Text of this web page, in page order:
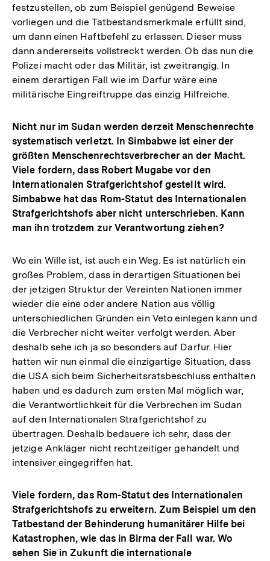
festzustellen, ob zum Beispiel genügend Beweise
vorliegen und die Tatbestandsmerkmale erfüllt sind,
um dann einen Haftbefehl zu erlassen. Dieser muss
dann andererseits vollstreckt werden. Ob das nun die
Polizei macht oder das Militär, ist zweitrangig. In
einem derartigen Fall wie im Darfur wäre eine
militärische Eingreiftruppe das einzig Hilfreiche.
Nicht nur im Sudan werden derzeit Menschenrechte
systematisch verletzt. In Simbabwe ist einer der
größten Menschenrechtsverbrecher an der Macht.
Viele fordern, dass Robert Mugabe vor den
Internationalen Strafgerichtshof gestellt wird.
Simbabwe hat das Rom-Statut des Internationalen
Strafgerichtshofs aber nicht unterschrieben. Kann
man ihn trotzdem zur Verantwortung ziehen?
Wo ein Wille ist, ist auch ein Weg. Es ist natürlich ein
großes Problem, dass in derartigen Situationen bei
der jetzigen Struktur der Vereinten Nationen immer
wieder die eine oder andere Nation aus völlig
unterschiedlichen Gründen ein Veto einlegen kann und
die Verbrecher nicht weiter verfolgt werden. Aber
deshalb sehe ich ja so besonders auf Darfur. Hier
hatten wir nun einmal die einzigartige Situation, dass
die USA sich beim Sicherheitsratsbeschluss enthalten
haben und es dadurch zum ersten Mal möglich war,
die Verantwortlichkeit für die Verbrechen im Sudan
auf den Internationalen Strafgerichtshof zu
übertragen. Deshalb bedauere ich sehr, dass der
jetzige Ankläger nicht rechtzeitiger gehandelt und
intensiver eingegriffen hat.
Viele fordern, das Rom-Statut des Internationalen
Strafgerichtshofs zu erweitern. Zum Beispiel um den
Tatbestand der Behinderung humanitärer Hilfe bei
Katastrophen, wie das in Birma der Fall war. Wo
sehen Sie in Zukunft die internationale